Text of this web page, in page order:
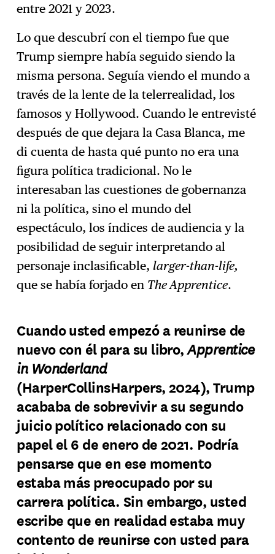
entre 2021 y 2023.
Lo que descubrí con el tiempo fue que
Trump siempre había seguido siendo la
misma persona. Seguía viendo el mundo a
través de la lente de la telerrealidad, los
famosos y Hollywood. Cuando le entrevisté
después de que dejara la Casa Blanca, me
di cuenta de hasta qué punto no era una
figura política tradicional. No le
interesaban las cuestiones de gobernanza
ni la política, sino el mundo del
espectáculo, los índices de audiencia y la
posibilidad de seguir interpretando al
personaje inclasificable, larger-than-life,
que se había forjado en The Apprentice.
Cuando usted empezó a reunirse de
nuevo con él para su libro,Apprentice
in Wonderland
(HarperCollinsHarpers, 2024), Trump
acababa de sobrevivir a su segundo
juicio político relacionado con su
papel el 6 de enero de 2021. Podría
pensarse que en ese momento
estaba más preocupado por su
carrera política. Sin embargo, usted
escribe que en realidad estaba muy
contento de reunirse con usted para